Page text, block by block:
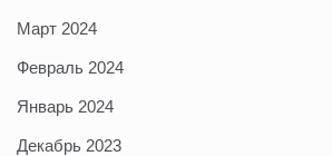
Март 2024
Февраль 2024
Январь 2024
Декабрь 2023